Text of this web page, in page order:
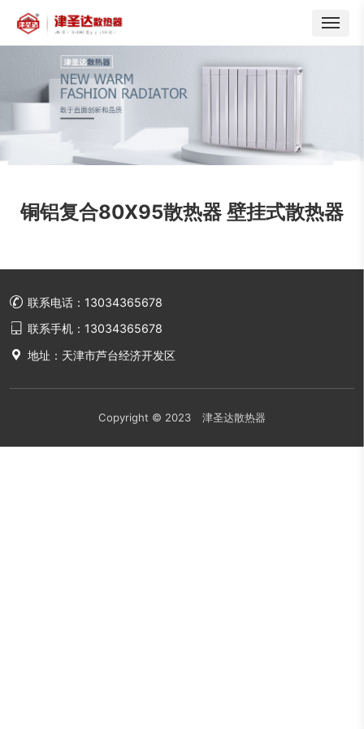
铜铝复合80X95散热器 壁挂式散热器
 联系电话：13034365678
 联系手机：13034365678
 地址：天津市芦台经济开发区
Copyright © 2023 津圣达散热器